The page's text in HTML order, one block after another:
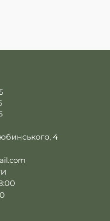
4